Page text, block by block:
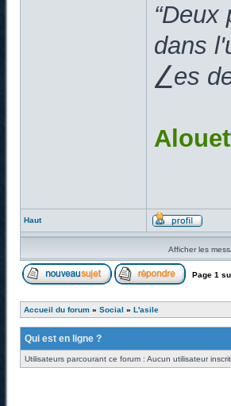
dans
⎳es
Haut
Afficher les
Page 1
Accueil du forum » Social » L'asile
Qui est en ligne ?
Utilisateurs parcourant ce forum : Aucun utilisateur